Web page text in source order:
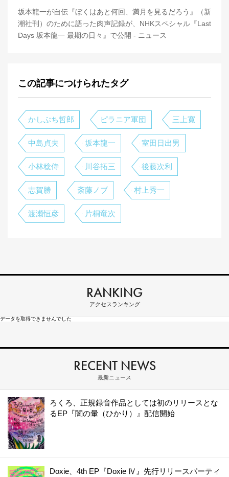
坂本龍一が自伝『ぼくはあと何回、満月を見るだろう』（新
潮社刊）のために語った肉声記録が、NHKスペシャル『Last
Days 坂本龍一 最期の日々』で公開 - ニュース
この記事につけられたタグ
かしぶち哲郎 ピラニア軍団 三上寛
中島貞夫 坂本龍一 室田日出男
小林稔侍 川谷拓三 後藤次利
志賀勝 斎藤ノブ 村上秀一
渡瀬恒彦 片桐竜次
RANKING
アクセスランキング
データを取得できませんでした
RECENT NEWS
最新ニュース
ろくろ、正規録音作品としては初のリリースとな
るEP『闇の暈（ひかり）』配信開始
Doxie、4th EP『Doxie Ⅳ』先行リリースパーティ